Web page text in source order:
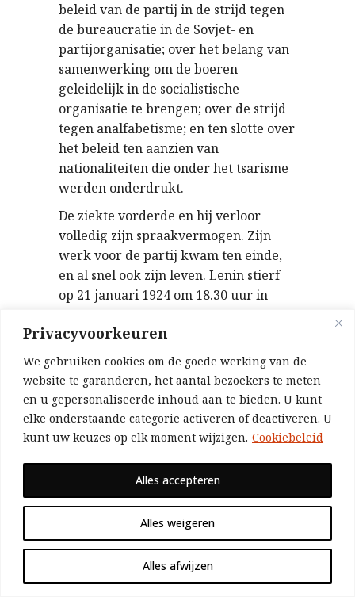
Privacyvoorkeuren
We gebruiken cookies om de goede werking van de
website te garanderen, het aantal bezoekers te meten
en u gepersonaliseerde inhoud aan te bieden. U kunt
elke onderstaande categorie activeren of deactiveren. U
kunt uw keuzes op elk moment wijzigen. Cookiebeleid
Alles weigeren
Alles afwijzen
Alles accepteren
beleid van de partij in de strijd tegen
de bureaucratie in de Sovjet- en
partijorganisatie; over het belang van
samenwerking om de boeren
geleidelijk in de socialistische
organisatie te brengen; over de strijd
tegen analfabetisme; en ten slotte over
het beleid ten aanzien van
nationaliteiten die onder het tsarisme
werden onderdrukt.
De ziekte vorderde en hij verloor
volledig zijn spraakvermogen. Zijn
werk voor de partij kwam ten einde,
en al snel ook zijn leven. Lenin stierf
op 21 januari 1924 om 18.30 uur in
was de gelegenheid voor een
ongeëvenaarde uiting van liefde en
verdriet door miljoenen mensen.
Het belangrijkste werk in Lenins leven
was het organiseren van een partij die
in staat was de Oktoberrevolutie door
te voeren en leiding te geven aan de
opbouw van het socialisme. De theorie
van de proletarische revolutie – de
methoden en tactieken die moeten
worden gevolgd – vormt de
fundamentele inhoud van het
leninisme, dat als internationaal